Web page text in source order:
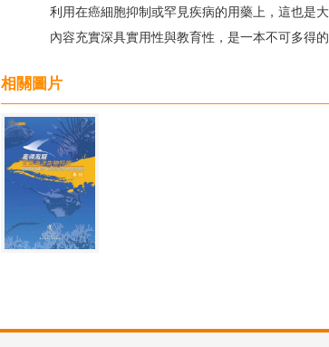
利用在癌細胞抑制或罕見疾病的用藥上，這也是
內容充實深具實用性與教育性，是一本不可多得的
相關圖片